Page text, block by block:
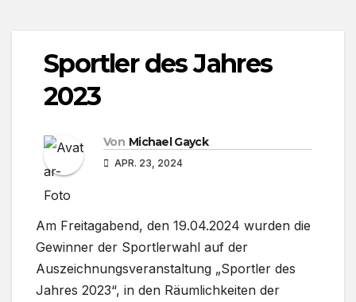
Sportler des Jahres
2023
Von Michael Gayck
APR. 23, 2024
Am Freitagabend, den 19.04.2024 wurden die
Gewinner der Sportlerwahl auf der
Auszeichnungsveranstaltung „Sportler des
Jahres 2023“, in den Räumlichkeiten der